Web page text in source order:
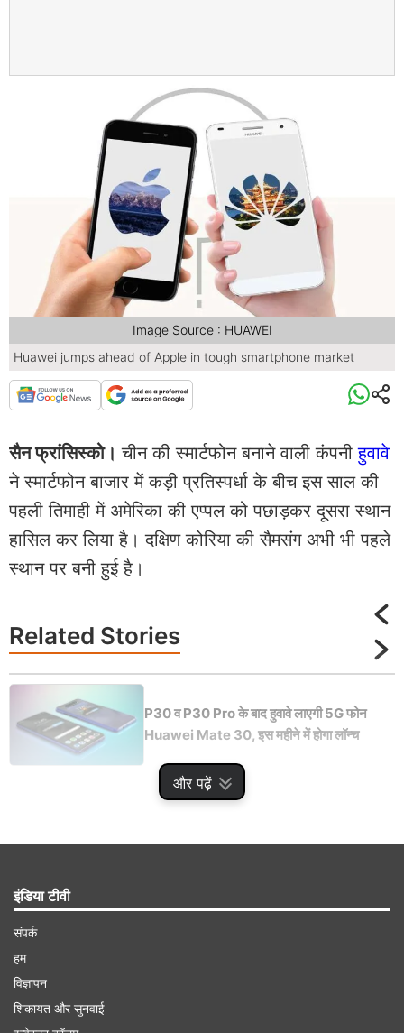
और पढ़ें
Huawei jumps ahead of Apple in tough smartphone market
Image Source : HUAWEI
सैन फ्रांसिस्को। चीन की स्‍मार्टफोन बनाने वाली कंपनीहुवावे
ने स्मार्टफोन बाजार में कड़ी प्रतिस्पर्धा के बीच इस साल की
पहली तिमाही में अमेरिका की एप्पल को पछाड़कर दूसरा स्थान
हासिल कर लिया है। दक्षिण कोरिया की सैमसंग अभी भी पहले
स्थान पर बनी हुई है।
Related Stories
P30 व P30 Pro के बाद हुवावे लाएगी 5G फोन
Huawei Mate 30, इस महीने में होगा लॉन्‍च
इंडिया टीवी
संपर्क
हम
विज्ञापन
शिकायत और सुनवाई